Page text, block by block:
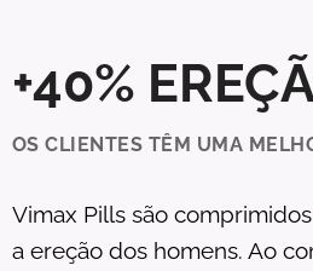
+40%
OS CLIENTES TÊM UMA
Vimax Pills são
a ereção dos homens. Ao